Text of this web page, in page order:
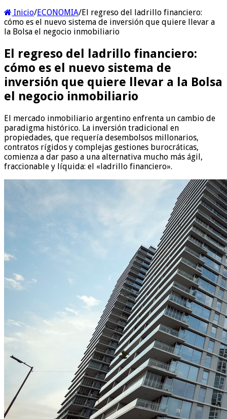
Inicio/ECONOMIA/El regreso del ladrillo financiero:
cómo es el nuevo sistema de inversión que quiere llevar a
la Bolsa el negocio inmobiliario
El regreso del ladrillo financiero:
cómo es el nuevo sistema de
inversión que quiere llevar a la Bolsa
el negocio inmobiliario
El mercado inmobiliario argentino enfrenta un cambio de
paradigma histórico. La inversión tradicional en
propiedades, que requería desembolsos millonarios,
contratos rígidos y complejas gestiones burocráticas,
comienza a dar paso a una alternativa mucho más ágil,
fraccionable y líquida: el «ladrillo financiero».